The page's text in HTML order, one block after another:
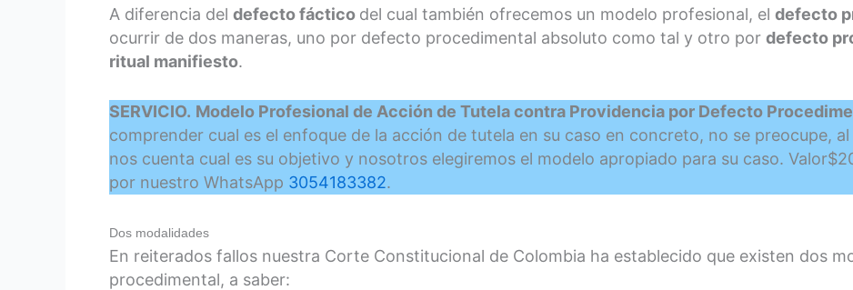
A diferencia del defecto fáctico del cual también ofrecemos un modelo profesional, el defecto
ocurrir de dos maneras, uno por defecto procedimental absoluto como tal y otro por defecto
ritual manifiesto.
SERVICIO. Modelo Profesional de Acción de Tutela contra Providencia por Defecto
comprender cual es el enfoque de la acción de tutela en su caso en concreto, no se preocupe,
nos cuenta cual es su objetivo y nosotros elegiremos el modelo apropiado para su caso.
por nuestro WhatsApp 3054183382.
Dos modalidades
En reiterados fallos nuestra Corte Constitucional de Colombia ha establecido que existen dos
procedimental, a saber: